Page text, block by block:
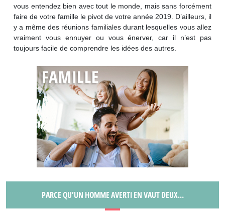
vous entendez bien avec tout le monde, mais sans forcément
faire de votre famille le pivot de votre année 2019. D’ailleurs, il
y a même des réunions familiales durant lesquelles vous allez
vraiment vous ennuyer ou vous énerver, car il n’est pas
toujours facile de comprendre les idées des autres.
PARCE QU’UN HOMME AVERTI EN VAUT DEUX…